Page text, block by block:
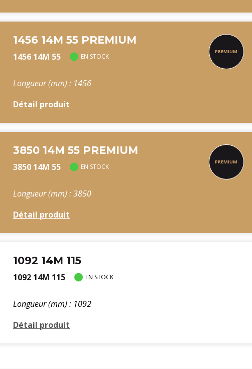
1456 14M 55 PREMIUM
1456 14M 55 EN STOCK
Longueur (mm) : 1456
Détail produit
3850 14M 55 PREMIUM
3850 14M 55 EN STOCK
Longueur (mm) : 3850
Détail produit
1092 14M 115
1092 14M 115 EN STOCK
Longueur (mm) : 1092
Détail produit